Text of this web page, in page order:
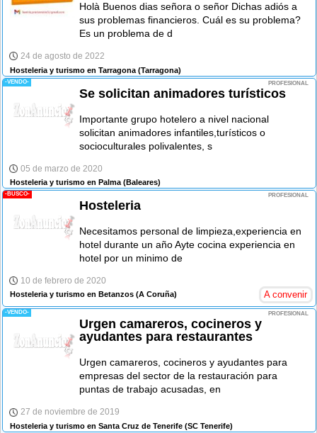
Holà Buenos dias señora o señor Dichas adiós a
sus problemas financieros. Cuál es su problema?
Es un problema de d
24 de agosto de 2022
Hosteleria y turismo en Tarragona (Tarragona)
-VENDO- PROFESIONAL
Se solicitan animadores turísticos
Importante grupo hotelero a nivel nacional
solicitan animadores infantiles,turísticos o
socioculturales polivalentes, s
05 de marzo de 2020
Hosteleria y turismo en Palma (Baleares)
-BUSCO- PROFESIONAL
Hosteleria
Necesitamos personal de limpieza,experiencia en
hotel durante un año Ayte cocina experiencia en
hotel por un minimo de
10 de febrero de 2020
Hosteleria y turismo en Betanzos (A Coruña) A convenir
-VENDO- PROFESIONAL
Urgen camareros, cocineros y
ayudantes para restaurantes
Urgen camareros, cocineros y ayudantes para
empresas del sector de la restauración para
puntas de trabajo acusadas, en
27 de noviembre de 2019
Hosteleria y turismo en Santa Cruz de Tenerife (SC Tenerife)